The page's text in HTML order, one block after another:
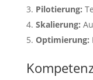
Pilotierung:
Skalierung:
Optimierung: